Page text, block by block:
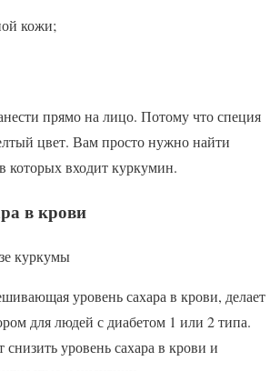
кожи;
прямо на лицо. Потому что специя
цвет. Вам просто нужно найти
которых входит куркумин.
в крови
куркумы
уровень сахара в крови, делает
для людей с диабетом 1 или 2 типа.
снизить уровень сахара в крови и